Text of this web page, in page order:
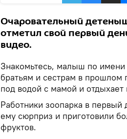
Очаровательный
отметил свой первый
видео.
Знакомьтесь, малыш по имени
братьям и сестрам в прошлом
под водой с мамой и
Работники зоопарка в
ему сюрприз и приготовили
фруктов.